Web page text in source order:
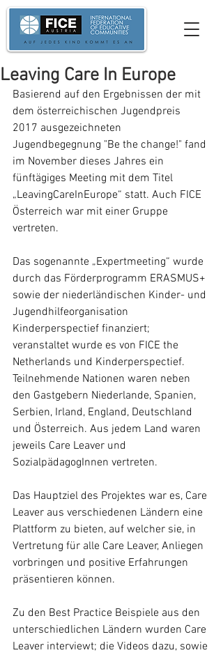
Leaving Care In Europe
Basierend auf den Ergebnissen der mit
dem österreichischen Jugendpreis
2017 ausgezeichneten
Jugendbegegnung "Be the change!" fand
im November dieses Jahres ein
fünftägiges Meeting mit dem Titel
„LeavingCareInEurope“ statt. Auch FICE
Österreich war mit einer Gruppe
vertreten.
Das sogenannte „Expertmeeting“ wurde
durch das Förderprogramm ERASMUS+
sowie der niederländischen Kinder- und
Jugendhilfeorganisation
Kinderperspectief finanziert;
veranstaltet wurde es von FICE the
Netherlands und Kinderperspectief.
Teilnehmende Nationen waren neben
den Gastgebern Niederlande, Spanien,
Serbien, Irland, England, Deutschland
und Österreich. Aus jedem Land waren
jeweils Care Leaver und
SozialpädagogInnen vertreten.
Das Hauptziel des Projektes war es, Care
Leaver aus verschiedenen Ländern eine
Plattform zu bieten, auf welcher sie, in
Vertretung für alle Care Leaver, Anliegen
vorbringen und positive Erfahrungen
präsentieren können.
Zu den Best Practice Beispiele aus den
unterschiedlichen Ländern wurden Care
Leaver interviewt; die Videos dazu, sowie